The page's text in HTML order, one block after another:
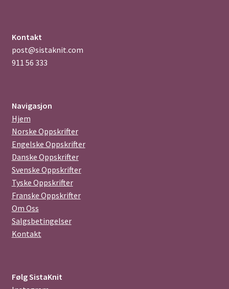
Kontakt
post@sistaknit.com
911 56 333
Navigasjon
Hjem
Norske Oppskrifter
Engelske Oppskrifter
Danske Oppskrifter
Svenske Oppskrifter
Tyske Oppskrifter
Franske Oppskrifter
Om Oss
Salgsbetingelser
Kontakt
Følg SistaKnit